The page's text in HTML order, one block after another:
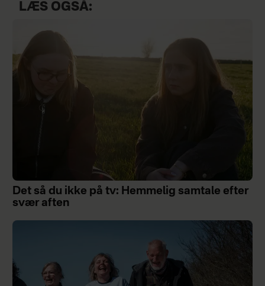
LÆS OGSÅ:
Det så du ikke på tv: Hemmelig samtale efter
svær aften